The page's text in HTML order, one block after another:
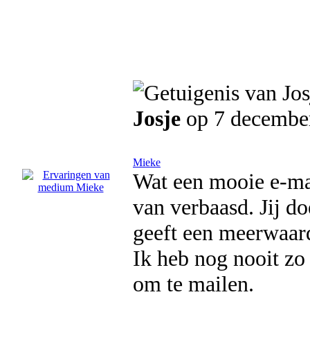
Josje op 7
Mieke
Wat een mooie e-
van verbaasd. Jij
geeft een
Ik heb nog nooit
om te mailen.